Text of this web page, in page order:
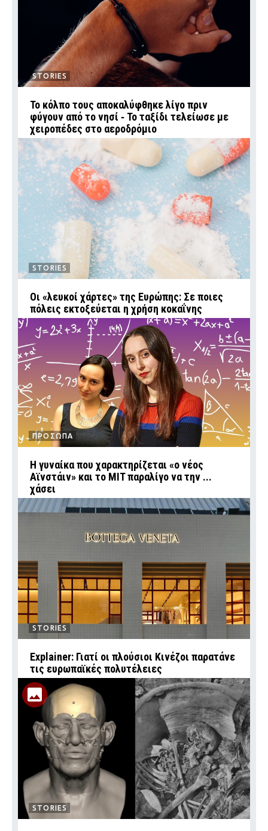
STORIES
Το κόλπο τους αποκαλύφθηκε λίγο πριν
φύγουν από το νησί ‑ Το ταξίδι τελείωσε με
χειροπέδες στο αεροδρόμιο
STORIES
Οι «λευκοί χάρτες» της Ευρώπης: Σε ποιες
πόλεις εκτοξεύεται η χρήση κοκαΐνης
ΠΡΟΣΩΠΑ
Η γυναίκα που χαρακτηρίζεται «ο νέος
Αϊνστάιν» και το MIT παραλίγο να την ...
χάσει
STORIES
Explainer: Γιατί οι πλούσιοι Κινέζοι παρατάνε
τις ευρωπαϊκές πολυτέλειες
STORIES